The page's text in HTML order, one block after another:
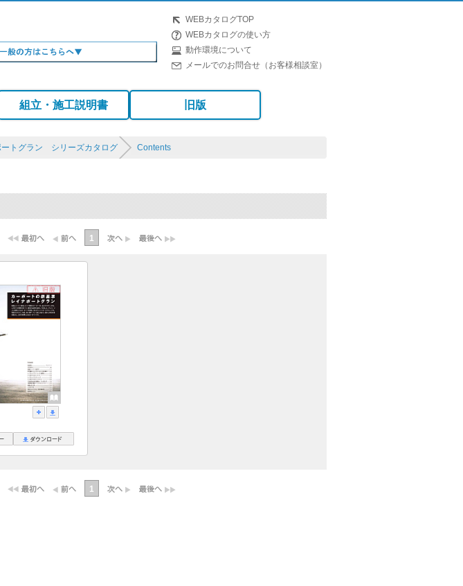
WEBカタログTOP
WEBカタログの使い方
動作環境について
メールでのお問合せ（お客様相談室）
組立・施工説明書 旧版
ートグラン シリーズカタログ Contents
1
1